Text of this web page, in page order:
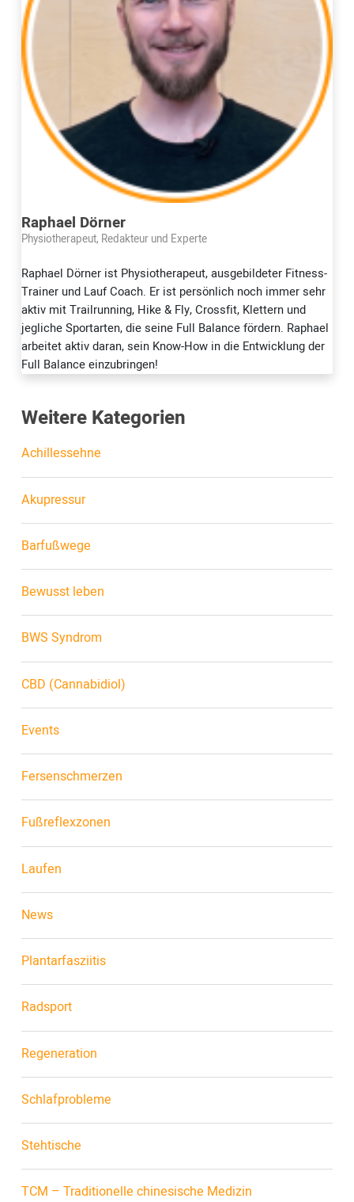
Raphael Dörner
Physiotherapeut, Redakteur und Experte
Raphael Dörner ist Physiotherapeut, ausgebildeter Fitness-
Trainer und Lauf Coach. Er ist persönlich noch immer sehr
aktiv mit Trailrunning, Hike & Fly, Crossfit, Klettern und
jegliche Sportarten, die seine Full Balance fördern. Raphael
arbeitet aktiv daran, sein Know-How in die Entwicklung der
Full Balance einzubringen!
Weitere Kategorien
Achillessehne
Akupressur
Barfußwege
Bewusst leben
BWS Syndrom
CBD (Cannabidiol)
Events
Fersenschmerzen
Fußreflexzonen
Laufen
News
Plantarfasziitis
Radsport
Regeneration
Schlafprobleme
Stehtische
TCM – Traditionelle chinesische Medizin